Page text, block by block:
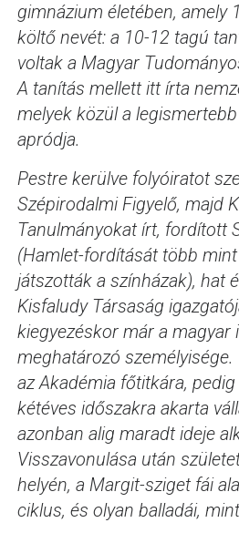
gimnázium életében, amely
költő nevét: a 10-12 tagú
voltak a Magyar
A tanítás mellett itt írta
melyek közül a
apródja.
Pestre kerülve folyóiratot
Szépirodalmi Figyelő, majd
Tanulmányokat írt, fordított
(Hamlet-fordítását több
játszották a színházak), hat
Kisfaludy Társaság
kiegyezéskor már a magyar
meghatározó
az Akadémia főtitkára,
kétéves időszakra akarta
azonban alig maradt ideje
Visszavonulása után
helyén, a Margit-sziget fái
ciklus, és olyan balladái,